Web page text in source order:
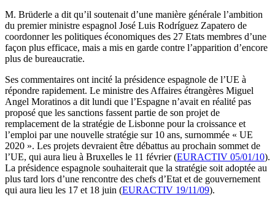
M. Brüderle a dit qu’il soutenait d’une manière générale l’ambition
du premier ministre espagnol José Luis Rodríguez Zapatero de
coordonner les politiques économiques des 27 Etats membres d’une
façon plus efficace, mais a mis en garde contre l’apparition d’encore
plus de bureaucratie.
Ses commentaires ont incité la présidence espagnole de l’UE à
répondre rapidement. Le ministre des Affaires étrangères Miguel
Angel Moratinos a dit lundi que l’Espagne n’avait en réalité pas
proposé que les sanctions fassent partie de son projet de
remplacement de la stratégie de Lisbonne pour la croissance et
l’emploi par une nouvelle stratégie sur 10 ans, surnommée « UE
2020 ». Les projets devraient être débattus au prochain sommet de
l’UE, qui aura lieu à Bruxelles le 11 février (EURACTIV 05/01/10).
La présidence espagnole souhaiterait que la stratégie soit adoptée au
plus tard lors d’une rencontre des chefs d’Etat et de gouvernement
qui aura lieu les 17 et 18 juin (EURACTIV 19/11/09).